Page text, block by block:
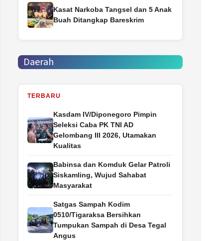
Kasat Narkoba Tangsel dan 5 Anak
Buah Ditangkap Bareskrim
Daerah
TERBARU
Kasdam IV/Diponegoro Pimpin
Seleksi Caba PK TNI AD
Gelombang III 2026, Utamakan
Kualitas
Babinsa dan Komduk Gelar Patroli
Siskamling, Wujud Sahabat
Masyarakat
Satgas Sampah Kodim
0510/Tigaraksa Bersihkan
Tumpukan Sampah di Desa Tegal
Angus